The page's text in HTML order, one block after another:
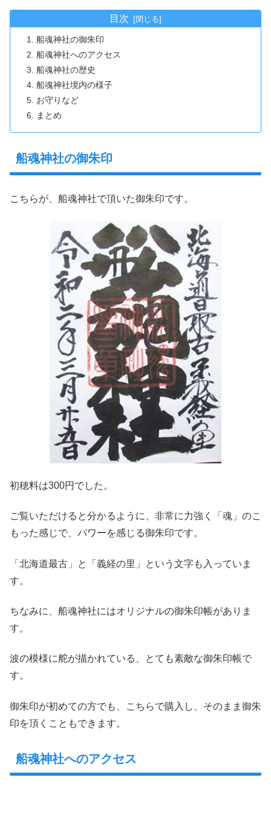
目次
船魂神社の御朱印
船魂神社へのアクセス
船魂神社の歴史
船魂神社境内の様子
お守りなど
まとめ
船魂神社の御朱印
こちらが、船魂神社で頂いた御朱印です。
初穂料は300円でした。
ご覧いただけると分かるように、非常に力強く「魂」のこ
もった感じで、パワーを感じる御朱印です。
「北海道最古」と「義経の里」という文字も入っていま
す。
ちなみに、船魂神社にはオリジナルの御朱印帳がありま
す。
波の模様に舵が描かれている、とても素敵な御朱印帳で
す。
御朱印が初めての方でも、こちらで購入し、そのまま御朱
印を頂くこともできます。
船魂神社へのアクセス